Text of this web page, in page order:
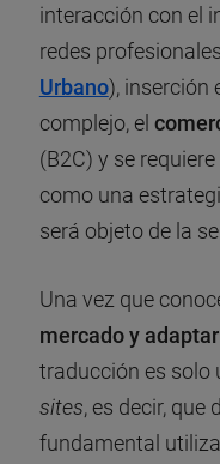
interacción con el
redes
Urbano), inserción
complejo, el
(B2C) y se
como una
será objeto de la
Una vez que
mercado y
traducción es solo
sites, es decir, que
fundamental